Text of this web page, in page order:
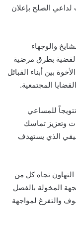
الصلح بإعلان
والوجهاء
بطرق مرضية
بين أبناء القبائل
المجتمعية.
للمساعي
وتعزيز تماسك
الذي يستهدف
تجاه كل من
المخولة بالفصل
والتفرغ لمواجهة